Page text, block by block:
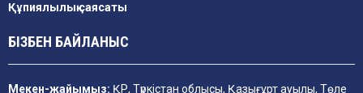
Құпиялылық саясаты
БІЗБЕН БАЙЛАНЫС
Мекен-жайымыз: ҚР, Түркістан облысы, Қазығұрт ауылы, Төле